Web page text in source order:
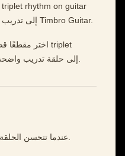
إلى تدريب أوضح وأبطأ وأكثر موسيقية داخل Timbro Guitar.
rhythm on guitar إلى حلقة تدريب واضحة مع ملاحظات.